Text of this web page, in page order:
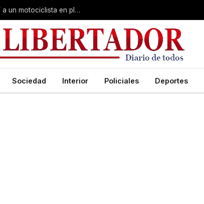
Conmoción en Corrientes: asesinaron a “fierrazos” a un motociclista en plena calle
Sociedad Interior Policiales Deportes